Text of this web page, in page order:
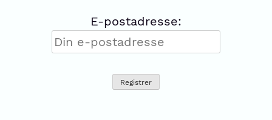
E-postadresse: